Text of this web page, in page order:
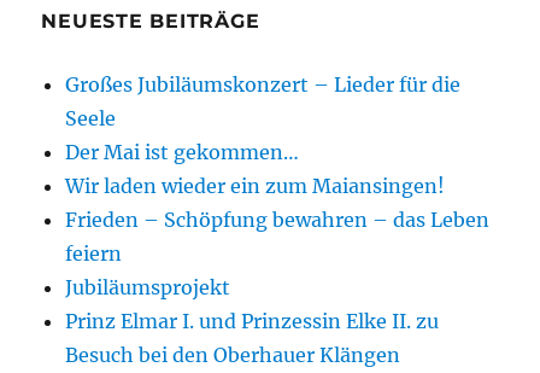
NEUESTE BEITRÄGE
Großes Jubiläumskonzert – Lieder für die
Seele
Der Mai ist gekommen…
Wir laden wieder ein zum Maiansingen!
Frieden – Schöpfung bewahren – das Leben
feiern
Jubiläumsprojekt
Prinz Elmar I. und Prinzessin Elke II. zu
Besuch bei den Oberhauer Klängen